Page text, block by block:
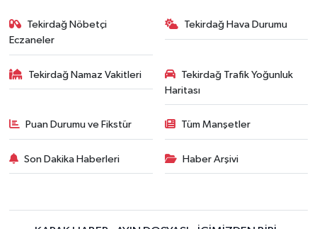
Tekirdağ Nöbetçi
Eczaneler
Tekirdağ Hava Durumu
Tekirdağ Namaz Vakitleri
Tekirdağ Trafik Yoğunluk
Haritası
Puan Durumu ve Fikstür Tüm Manşetler
Son Dakika Haberleri Haber Arşivi